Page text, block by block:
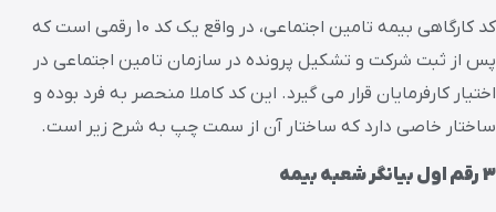
کد کارگاهی بیمه تامین اجتماعی، در واقع یک کد 10 رقمی است که
پس از ثبت شرکت و تشکیل پرونده در سازمان تامین اجتماعی در
اختیار کارفرمایان قرار می گیرد. این کد کاملا منحصر به فرد بوده و
ساختار خاصی دارد که ساختار آن از سمت چپ به شرح زیر است.
3 رقم اول بیانگر شعبه بیمه